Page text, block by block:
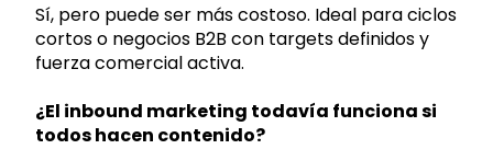
Sí, pero puede ser más costoso. Ideal para ciclos
cortos o negocios B2B con targets definidos y
fuerza comercial activa.
¿El inbound marketing todavía funciona si
todos hacen contenido?